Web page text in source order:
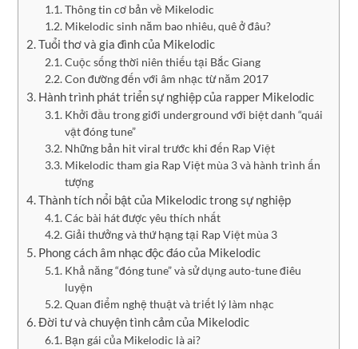
Thông tin cơ bản về Mikelodic
Mikelodic sinh năm bao nhiêu, quê ở đâu?
Tuổi thơ và gia đình của Mikelodic
Cuộc sống thời niên thiếu tại Bắc Giang
Con đường đến với âm nhạc từ năm 2017
Hành trình phát triển sự nghiệp của rapper Mikelodic
Khởi đầu trong giới underground với biệt danh “quái
vật đóng tune”
Những bản hit viral trước khi đến Rap Việt
Mikelodic tham gia Rap Việt mùa 3 và hành trình ấn
tượng
Thành tích nổi bật của Mikelodic trong sự nghiệp
Các bài hát được yêu thích nhất
Giải thưởng và thứ hạng tại Rap Việt mùa 3
Phong cách âm nhạc độc đáo của Mikelodic
Khả năng “đóng tune” và sử dụng auto-tune điêu
luyện
Quan điểm nghệ thuật và triết lý làm nhạc
Đời tư và chuyện tình cảm của Mikelodic
Bạn gái của Mikelodic là ai?